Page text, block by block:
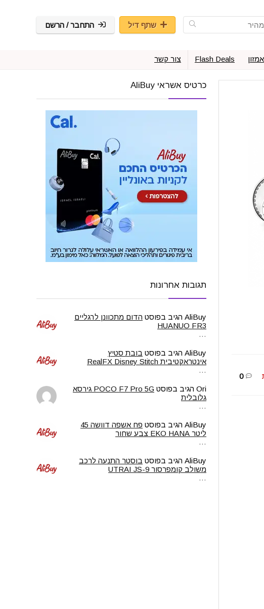
שתף דיל התחבר / הרשם
Flash Deals צור קשר
0
כרטיס אשראי AliBuy
תגובות אחרונות
AliBuy הגיב בפוסט הדום מתכוונן לרגליים
HUANUO FR3
…
AliBuy הגיב בפוסט בובת סטיץ
אינטראקטיבית RealFX Disney Stitch
…
Ori הגיב בפוסט
POCO F7 Pro 5G גירסא
גלובלית
…
AliBuy הגיב בפוסט
פח אשפה דוושה 45
ליטר EKO HANA צבע שחור
…
AliBuy הגיב בפוסט בוסטר התנעה לרכב
משולב קומפרסור UTRAI JS-9
…